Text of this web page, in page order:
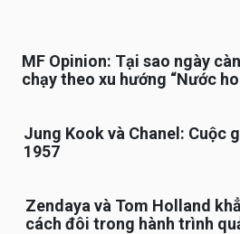
MF Opinion: Tại sao ngày
chạy theo xu hướng “Nước
Jung Kook và Chanel: Cuộc
1957
Zendaya và Tom Holland
cách đôi trong hành trình